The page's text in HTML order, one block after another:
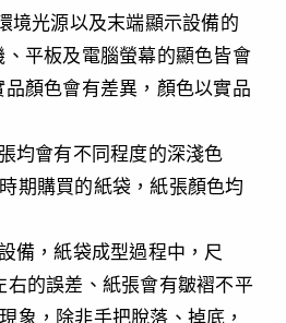
境光源以及末端顯示設備的
平板及電腦螢幕的顯色皆會
顏色會有差異，顏色以實品
均會有不同程度的深淺色
期購買的紙袋，紙張顏色均
備，紙袋成型過程中，尺
的誤差、紙張會有皺褶不平
象，除非手把脫落、掉底，